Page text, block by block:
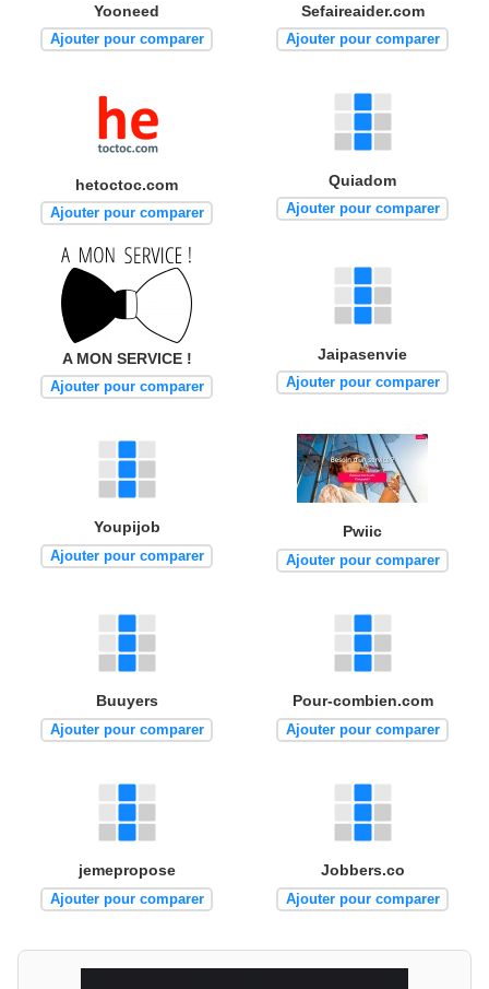
Yooneed
Ajouter pour comparer
Sefaireaider.com
Ajouter pour comparer
hetoctoc.com
Ajouter pour comparer
Quiadom
Ajouter pour comparer
A MON SERVICE !
Ajouter pour comparer
Jaipasenvie
Ajouter pour comparer
Youpijob
Ajouter pour comparer
Pwiic
Ajouter pour comparer
Buuyers
Ajouter pour comparer
Pour-combien.com
Ajouter pour comparer
jemepropose
Ajouter pour comparer
Jobbers.co
Ajouter pour comparer